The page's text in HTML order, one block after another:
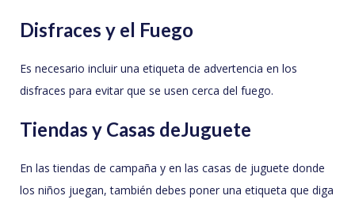
Disfraces y el Fuego
Es necesario incluir una etiqueta de advertencia en los
disfraces para evitar que se usen cerca del fuego.
Tiendas y Casas deJuguete
En las tiendas de campaña y en las casas de juguete donde
los niños juegan, también debes poner una etiqueta que diga